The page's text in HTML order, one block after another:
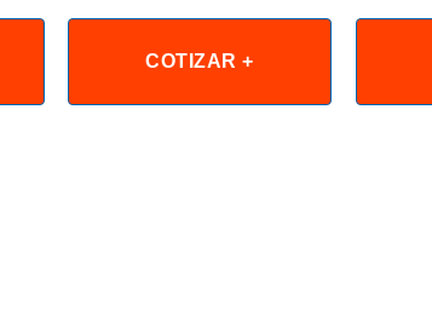
COTIZAR +